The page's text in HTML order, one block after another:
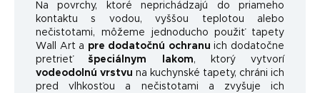
Na povrchy, ktoré neprichádzajú do priameho
kontaktu s vodou, vyššou teplotou alebo
nečistotami, môžeme jednoducho použiť tapety
Wall Art a pre dodatočnú ochranu ich dodatočne
pretrieťšpeciálnym lakom, ktorý vytvorí
vodeodolnú vrstvu na kuchynské tapety, chráni ich
pred vlhkosťou a nečistotami a zvyšuje ich